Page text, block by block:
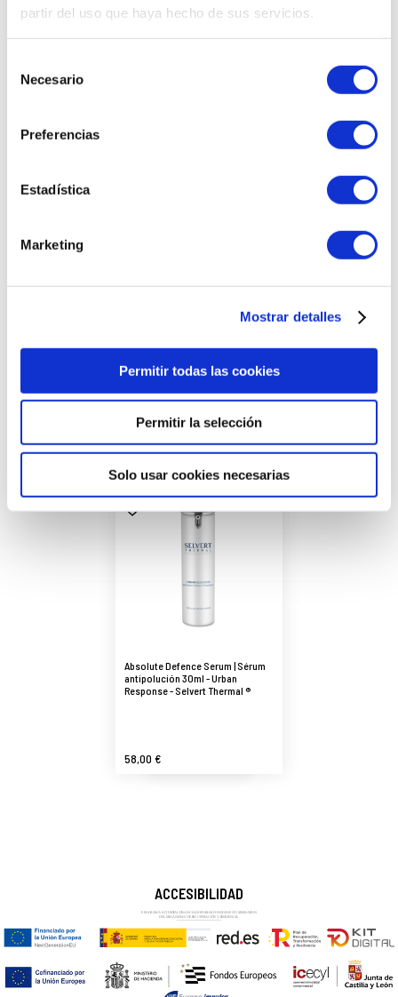
partir del uso que haya hecho de sus servicios.
Necesario
Preferencias
Estadística
Marketing
Mostrar detalles
Permitir todas las cookies
Permitir la selección
Solo usar cookies necesarias
Productos con
características similares
Absolute Defence Serum | Sérum
antipolución 30ml - Urban
Response - Selvert Thermal ®
58,00 €
ACCESIBILIDAD